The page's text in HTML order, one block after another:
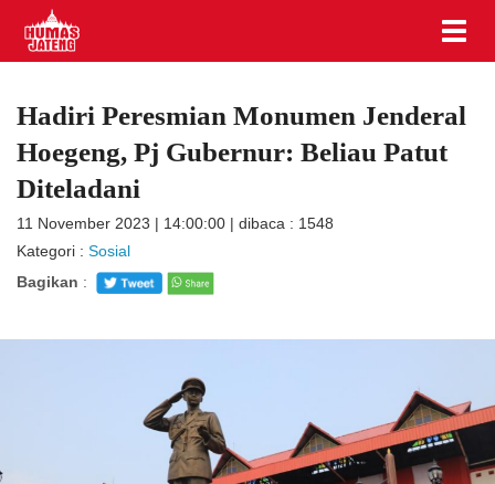
Hadiri Peresmian Monumen Jenderal
Hoegeng, Pj Gubernur: Beliau Patut
Diteladani
11 November 2023 | 14:00:00 | dibaca : 1548
Kategori : Sosial
Bagikan :